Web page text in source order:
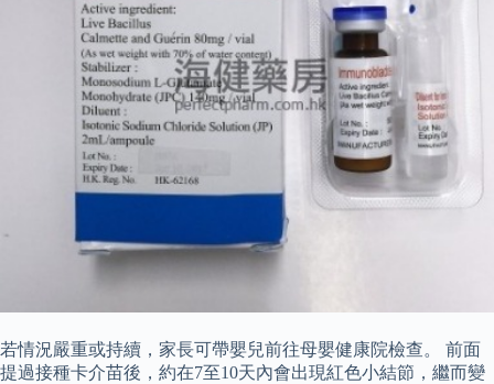
若情況嚴重或持續，家長可帶嬰兒前往母嬰健康院檢查。 前面
提過接種卡介苗後，約在7至10天內會出現紅色小結節，繼而變